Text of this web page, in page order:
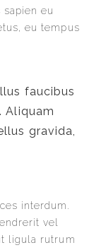
eu
eu tempus
faucibus
Aliquam
gravida,
interdum.
vel
ligula rutrum